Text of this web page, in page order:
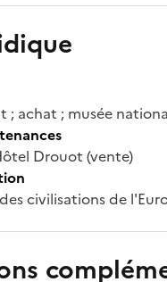
; achat ; musée
Drouot (vente)
civilisations de